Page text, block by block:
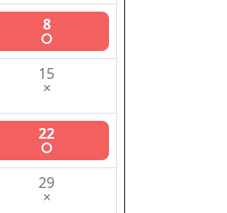
8
○
15
×
22
○
29
×